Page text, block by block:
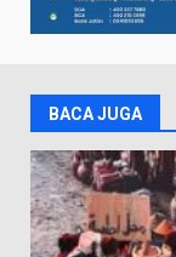
BACA JUGA